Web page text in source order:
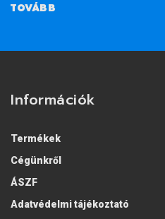
TOVÁBB
Információk
Termékek
Cégünkről
ÁSZF
Adatvédelmi tájékoztató